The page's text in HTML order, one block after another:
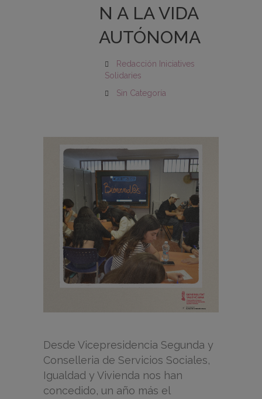
N A LA VIDA
AUTÓNOMA
Redacción Iniciatives
Solidaries
Sin Categoría
Desde Vicepresidencia Segunda y
Conselleria de Servicios Sociales,
Igualdad y Vivienda nos han
concedido, un año más el